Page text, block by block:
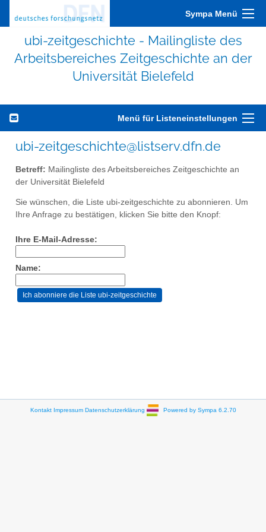
Sympa Menü
ubi-zeitgeschichte - Mailingliste des
Arbeitsbereiches Zeitgeschichte an der
Universität Bielefeld
Menü für Listeneinstellungen
ubi-zeitgeschichte@listserv.dfn.de
Betreff: Mailingliste des Arbeitsbereiches Zeitgeschichte an
der Universität Bielefeld
Sie wünschen, die Liste ubi-zeitgeschichte zu abonnieren. Um
Ihre Anfrage zu bestätigen, klicken Sie bitte den Knopf:
Ihre E-Mail-Adresse:
Name:
Kontakt Impressum Datenschutzerklärung Powered by Sympa 6.2.70